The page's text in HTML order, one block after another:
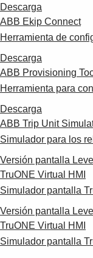
Descarga
ABB Ekip Connect
Herramienta de
Descarga
ABB Provisioning
Herramienta para
Descarga
ABB Trip Unit
Simulador para los
Versión pantalla
TruONE Virtual HMI
Simulador pantalla
Versión pantalla
TruONE Virtual HMI
Simulador pantalla